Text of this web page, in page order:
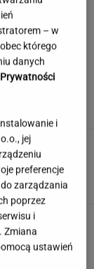
Pitt domaga
Oto co trafi do
10%
– w
którego
danych
i
jej
preferencje
zarządzania
poprzez
i
Zmiana
ustawień